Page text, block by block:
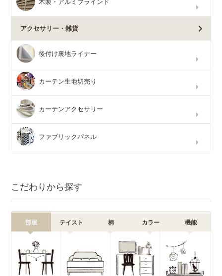
木製・アルミブラインド
アクセサリー・雑貨
後付け裏地ライナー
カーテン生地切売り
カーテンアクセサリー
ファブリックパネル
こだわりから探す
部屋 テイスト 柄 カラー 機能